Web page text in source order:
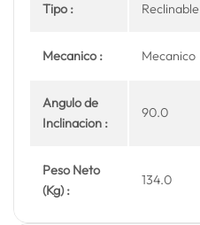
Tipo : Reclinable
Mecanico : Mecanico
Angulo de
Inclinacion :
90.0
Peso Neto
(Kg) :
134.0